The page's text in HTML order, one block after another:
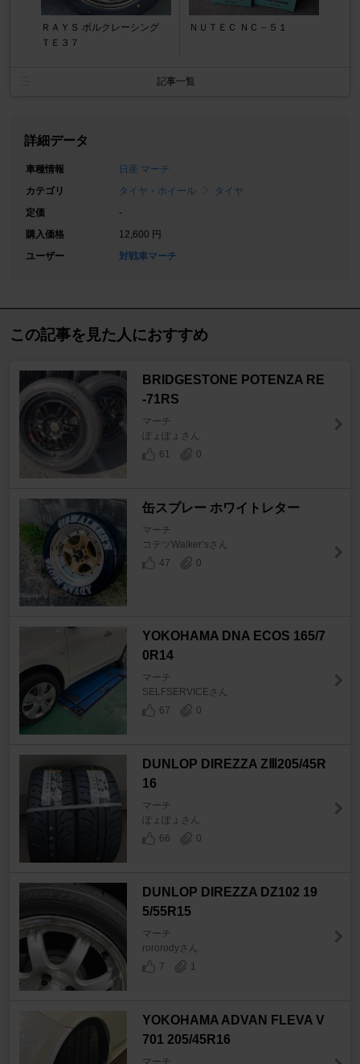
ＲＡＹＳ ボルクレーシング
ＴＥ３７
ＮＵＴＥＣ ＮＣ－５１
記事一覧
詳細データ
車種情報
日産 マーチ
カテゴリ
タイヤ・ホイール
タイヤ
定価
-
購入価格
12,600 円
ユーザー
対戦車マーチ
この記事を見た人におすすめ
BRIDGESTONE POTENZA RE
-71RS
マーチ
ぽょぽょさん
61
0
缶スプレー ホワイトレター
マーチ
コテツWalker’sさん
47
0
YOKOHAMA DNA ECOS 165/7
0R14
マーチ
SELFSERVICEさん
67
0
DUNLOP DIREZZA ZⅢ205/45R
16
マーチ
ぽょぽょさん
66
0
DUNLOP DIREZZA DZ102 19
5/55R15
マーチ
rororodyさん
7
1
YOKOHAMA ADVAN FLEVA V
701 205/45R16
マーチ